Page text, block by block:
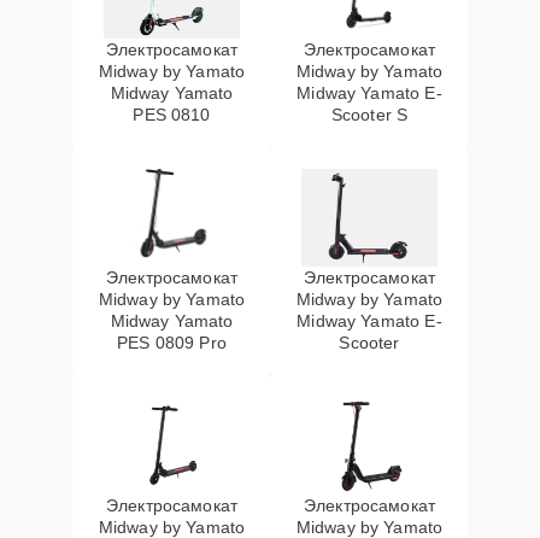
Электросамокат
Midway by Yamato
Midway Yamato
PES 0810
Электросамокат
Midway by Yamato
Midway Yamato E-
Scooter S
Электросамокат
Midway by Yamato
Midway Yamato
PES 0809 Pro
Электросамокат
Midway by Yamato
Midway Yamato E-
Scooter
Электросамокат
Midway by Yamato
Электросамокат
Midway by Yamato